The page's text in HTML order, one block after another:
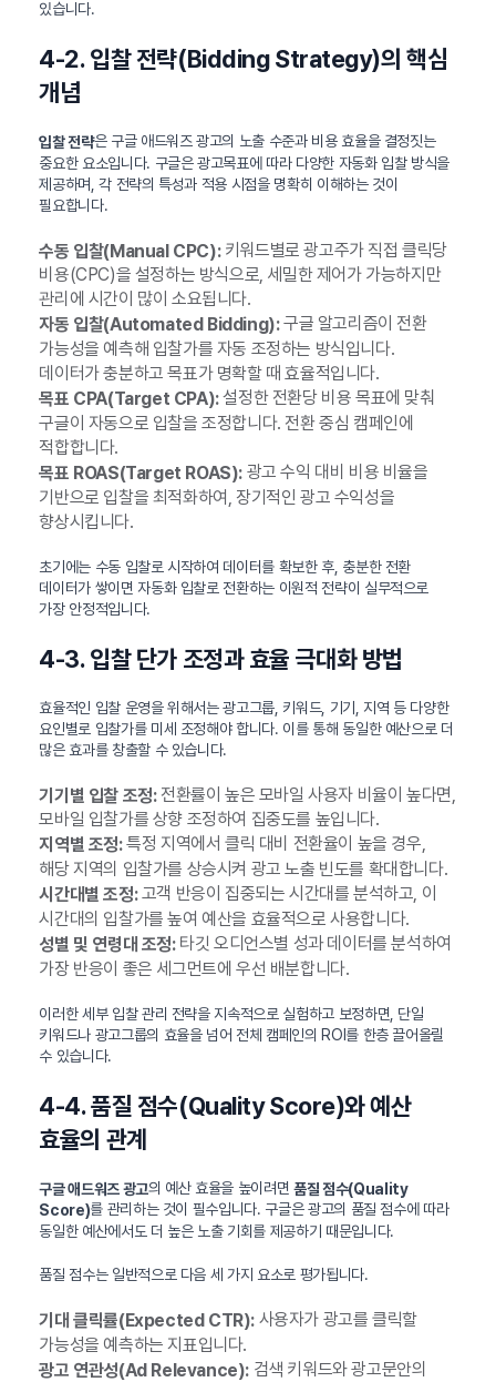
있습니다.
4-2. 입찰 전략(Bidding Strategy)의 핵심
개념
입찰 전략은 구글 애드워즈 광고의 노출 수준과 비용 효율을 결정짓는
중요한 요소입니다. 구글은 광고목표에 따라 다양한 자동화 입찰 방식을
제공하며, 각 전략의 특성과 적용 시점을 명확히 이해하는 것이
필요합니다.
수동 입찰(Manual CPC):키워드별로 광고주가 직접 클릭당
비용(CPC)을 설정하는 방식으로, 세밀한 제어가 가능하지만
관리에 시간이 많이 소요됩니다.
자동 입찰(Automated Bidding):구글 알고리즘이 전환
가능성을 예측해 입찰가를 자동 조정하는 방식입니다.
데이터가 충분하고 목표가 명확할 때 효율적입니다.
목표 CPA(Target CPA):설정한 전환당 비용 목표에 맞춰
구글이 자동으로 입찰을 조정합니다. 전환 중심 캠페인에
적합합니다.
목표 ROAS(Target ROAS):광고 수익 대비 비용 비율을
기반으로 입찰을 최적화하여, 장기적인 광고 수익성을
향상시킵니다.
초기에는 수동 입찰로 시작하여 데이터를 확보한 후, 충분한 전환
데이터가 쌓이면 자동화 입찰로 전환하는 이원적 전략이 실무적으로
가장 안정적입니다.
4-3. 입찰 단가 조정과 효율 극대화 방법
효율적인 입찰 운영을 위해서는 광고그룹, 키워드, 기기, 지역 등 다양한
요인별로 입찰가를 미세 조정해야 합니다. 이를 통해 동일한 예산으로 더
많은 효과를 창출할 수 있습니다.
기기별 입찰 조정:전환률이 높은 모바일 사용자 비율이 높다면,
모바일 입찰가를 상향 조정하여 집중도를 높입니다.
지역별 조정:특정 지역에서 클릭 대비 전환율이 높을 경우,
해당 지역의 입찰가를 상승시켜 광고 노출 빈도를 확대합니다.
시간대별 조정:고객 반응이 집중되는 시간대를 분석하고, 이
시간대의 입찰가를 높여 예산을 효율적으로 사용합니다.
성별 및 연령대 조정:타깃 오디언스별 성과 데이터를 분석하여
가장 반응이 좋은 세그먼트에 우선 배분합니다.
이러한 세부 입찰 관리 전략을 지속적으로 실험하고 보정하면, 단일
키워드나 광고그룹의 효율을 넘어 전체 캠페인의 ROI를 한층 끌어올릴
수 있습니다.
4-4. 품질 점수(Quality Score)와 예산
효율의 관계
구글 애드워즈 광고의 예산 효율을 높이려면 품질 점수(Quality
Score)를 관리하는 것이 필수입니다. 구글은 광고의 품질 점수에 따라
동일한 예산에서도 더 높은 노출 기회를 제공하기 때문입니다.
품질 점수는 일반적으로 다음 세 가지 요소로 평가됩니다.
기대 클릭률(Expected CTR):사용자가 광고를 클릭할
가능성을 예측하는 지표입니다.
광고 연관성(Ad Relevance):검색 키워드와 광고문안의